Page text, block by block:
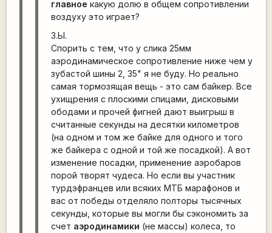
главное какую долю в общем сопротивлении
воздуху это играет?
З.Ы.
Спорить с тем, что у слика 25мм
аэродинамическое сопротивление ниже чем у
зубастой шины 2, 35" я не буду. Но реально
самая тормозящая вещь - это сам байкер. Все
ухищрения с плоскими спицами, дисковыми
ободами и прочей фигней дают выигрыш в
считанные секунды на десятки километров
(на одном и том же байке для одного и того
же байкера с одной и той же посадкой). А вот
изменение посадки, применение аэробаров
порой творят чудеса. Но если вы участник
турдэфранцев или всяких МТБ марафонов и
вас от победы отделяло полторы тысячных
секунды, которые вы могли бы сэкономить за
счет аэродинамики (не массы) колеса, то